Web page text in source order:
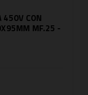
450V CON
MF.25 -